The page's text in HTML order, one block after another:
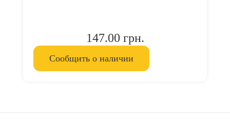
147.00 грн.
Сообщить о наличии